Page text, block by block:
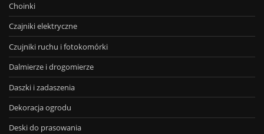
Choinki
Czajniki elektryczne
Czujniki ruchu i fotokomórki
Dalmierze i drogomierze
Daszki i zadaszenia
Dekoracja ogrodu
Deski do prasowania